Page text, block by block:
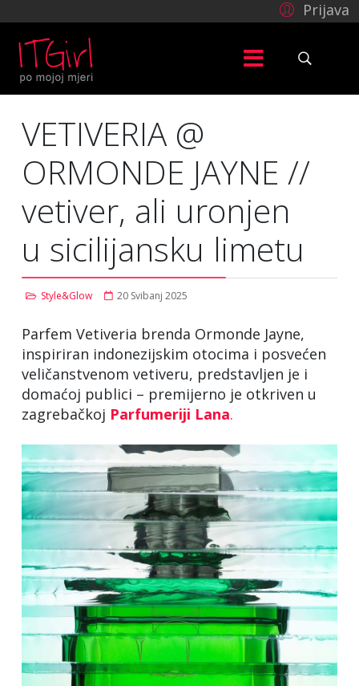
Prijava
VETIVERIA @
ORMONDE JAYNE //
vetiver, ali uronjen
u sicilijansku limetu
Style&Glow 20 Svibanj 2025
Parfem Vetiveria brenda Ormonde Jayne,
inspiriran indonezijskim otocima i posvećen
veličanstvenom vetiveru, predstavljen je i
domaćoj publici – premijerno je otkriven u
zagrebačkoj Parfumeriji Lana.